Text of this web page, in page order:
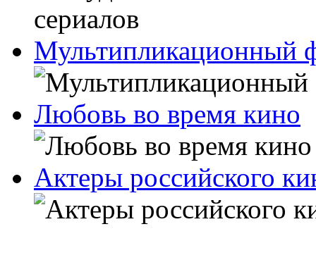
Мультипликационный
Любовь во время кино
Актеры российского